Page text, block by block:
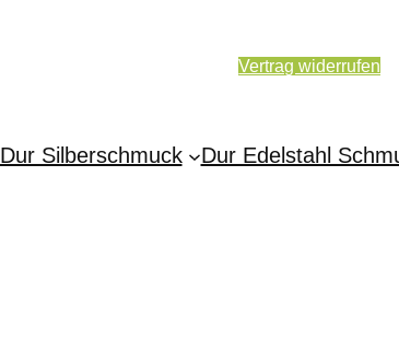
Vertrag widerrufen
Dur Silberschmuck Dur Edelstahl